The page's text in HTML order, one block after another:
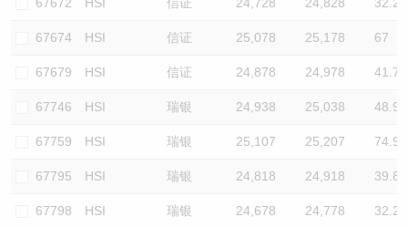
67674 HSI 信证 25,078 25,178 67
67679 HSI 信证 24,878 24,978 41.7
67746 HSI 瑞银 24,938 25,038 48.9
67759 HSI 瑞银 25,107 25,207 74.9
67795 HSI 瑞银 24,818 24,918 39.8
67798 HSI 瑞银 24,678 24,778 32.2